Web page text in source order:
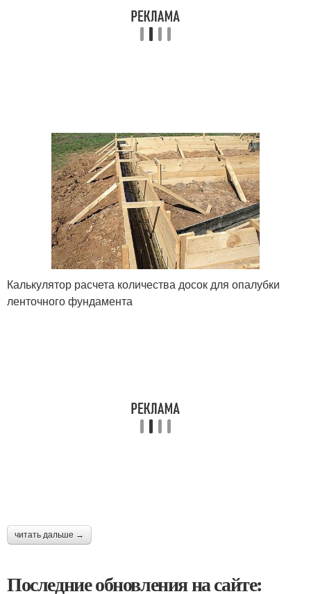
Калькулятор расчета количества досок для опалубки
ленточного фундамента
читать дальше →
Последние обновления на сайте: